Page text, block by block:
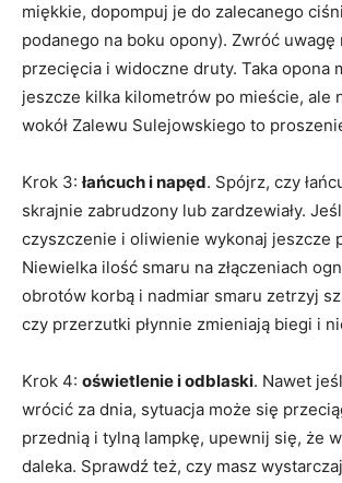
miękkie, dopompuj je do zalecanego
podanego na boku opony). Zwróć uwagę
przecięcia i widoczne druty. Taka opona
jeszcze kilka kilometrów po mieście, ale
wokół Zalewu Sulejowskiego to
Krok 3: łańcuch i napęd. Spójrz, czy
skrajnie zabrudzony lub zardzewiały.
czyszczenie i oliwienie wykonaj jeszcze
Niewielka ilość smaru na złączeniach
obrotów korbą i nadmiar smaru zetrzyj
czy przerzutki płynnie zmieniają biegi i
Krok 4: oświetlenie i odblaski. Nawet
wrócić za dnia, sytuacja może się
przednią i tylną lampkę, upewnij się, że
daleka. Sprawdź też, czy masz